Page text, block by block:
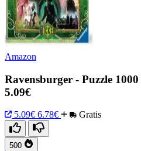
Amazon
Ravensburger - Puzzle
5.09€
5.09€ 6.78€ Gratis
500